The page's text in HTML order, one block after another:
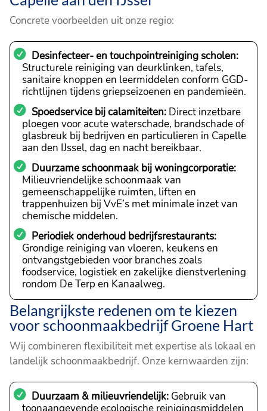
Concrete voorbeelden uit onze regio:
Desinfecteer- en touchpointreiniging scholen:
Structurele reiniging van deurklinken, tafels,
sanitaire knoppen en leermiddelen conform GGD-
richtlijnen tijdens griepseizoenen en pandemieën.
Spoedservice bij calamiteiten: Direct inzetbare
ploegen voor acute waterschade, brandschade of
glasbreuk bij bedrijven en particulieren in Capelle
aan den IJssel, dag en nacht bereikbaar.
Duurzame schoonmaak bij woningcorporatie:
Milieuvriendelijke schoonmaak van
gemeenschappelijke ruimten, liften en
trappenhuizen bij VvE’s met minimale inzet van
chemische middelen.
Periodiek onderhoud bedrijfsrestaurants:
Grondige reiniging van vloeren, keukens en
ontvangstgebieden voor branches zoals
foodservice, logistiek en zakelijke dienstverlening
rondom De Terp en Kanaalweg.
Belangrijkste redenen om te kiezen
voor schoonmaakbedrijf Groene Hart
Wij combineren flexibiliteit met expertise als lokaal en
landelijk schoonmaakbedrijf. Onze kernwaarden zijn:
Duurzaam & milieuvriendelijk: Gebruik van